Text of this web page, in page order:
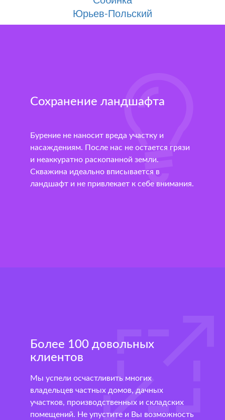
Юрьев-Польский
Сохранение ландшафта
Бурение не наносит вреда участку и
насаждениям. После нас не остается грязи
и неаккуратно раскопанной земли.
Скважина идеально вписывается в
ландшафт и не привлекает к себе внимания.
Более 100 довольных
клиентов
Мы успели осчастливить многих
владельцев частных домов, дачных
участков, производственных и складских
помещений. Не упустите и Вы возможность